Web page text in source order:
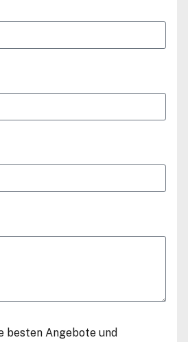
besten Angebote und